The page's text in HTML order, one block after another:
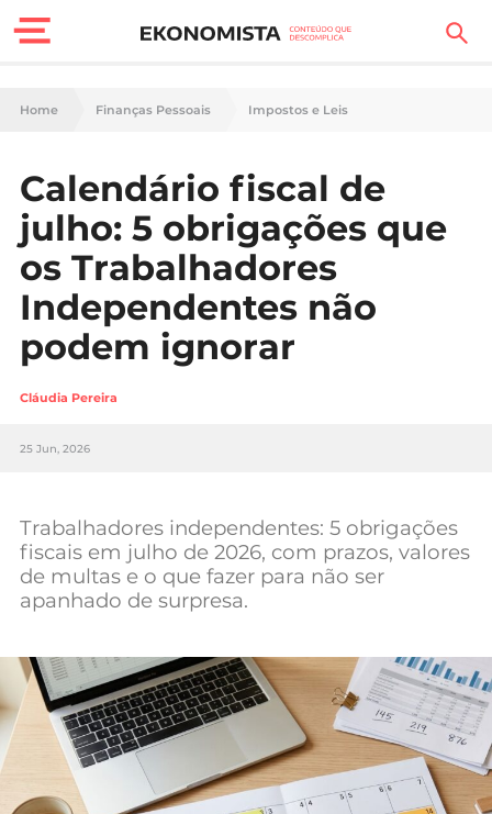
Finanças Pessoais
Carreira
Casa
Lifestyle
Sociedade
Mundial 2026
Home Finanças Pessoais Impostos e Leis
Calendário fiscal de
julho: 5 obrigações que
os Trabalhadores
Independentes não
podem ignorar
Cláudia Pereira
25 Jun, 2026
Trabalhadores independentes: 5 obrigações
fiscais em julho de 2026, com prazos, valores
de multas e o que fazer para não ser
apanhado de surpresa.